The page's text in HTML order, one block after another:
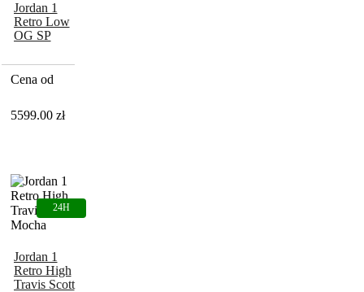
Jordan 1
Retro Low
OG SP
Reverse
Mocha
Cena od
5599.00 zł
Jordan 1
Retro High
Travis Scott